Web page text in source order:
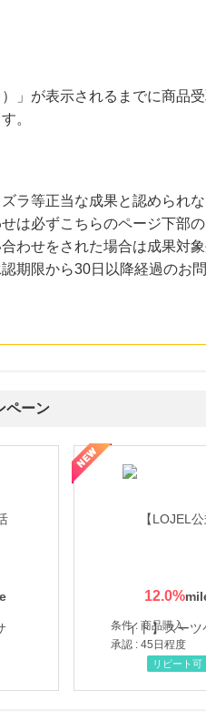
」が表示されるまでに商品
。
ラ等正当な成果と認められ
は必ずこちらのページ下部
わせをされた場合は成果対
期限から30日以降経過のお
ペーン
12.0%
条件 : 商品購入
承認 : 45日程度
リピート可
ブランド品・貴金属の無料査定
】すべての女性を美しくをテー